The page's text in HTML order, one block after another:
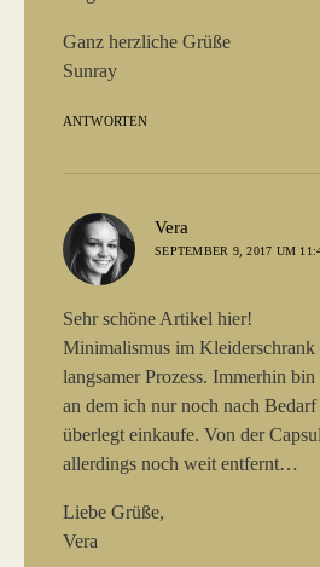
Ganz herzliche Grüße
Sunray
ANTWORTEN
Vera
SEPTEMBER 9, 2017 UM
Sehr schöne Artikel hier!
Minimalismus im Kleiderschrank
langsamer Prozess. Immerhin
an dem ich nur noch nach
überlegt einkaufe. Von der
allerdings noch weit entfernt…
Liebe Grüße,
Vera